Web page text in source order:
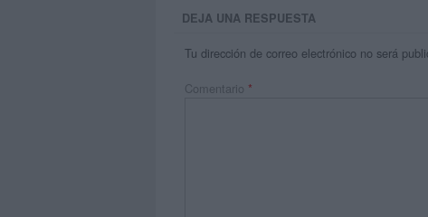
DEJA UNA RESPUESTA
Tu dirección de correo electrónico no será
Comentario *